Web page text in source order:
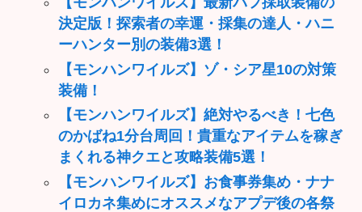
決定版！探索者の幸運・採集の達人・ハニ
ーハンター別の装備3選！
【モンハンワイルズ】ゾ・シア星10の対策
装備！
【モンハンワイルズ】絶対やるべき！七色
のかばね1分台周回！貴重なアイテムを稼ぎ
まくれる神クエと攻略装備5選！
【モンハンワイルズ】お食事券集め・ナナ
イロカネ集めにオススメなアプデ後の各祭